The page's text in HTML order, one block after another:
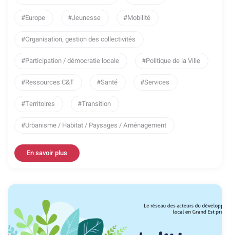
Europe Jeunesse Mobilité
Organisation, gestion des collectivités
Participation / démocratie locale Politique de la Ville
Ressources C&T Santé Services
Territoires Transition
Urbanisme / Habitat / Paysages / Aménagement
En savoir plus